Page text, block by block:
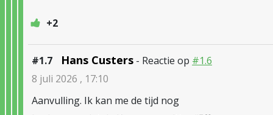
+2
#1.7 Hans Custers - Reactie op #1.6
8 juli 2026 , 17:10
Aanvulling. Ik kan me de tijd nog